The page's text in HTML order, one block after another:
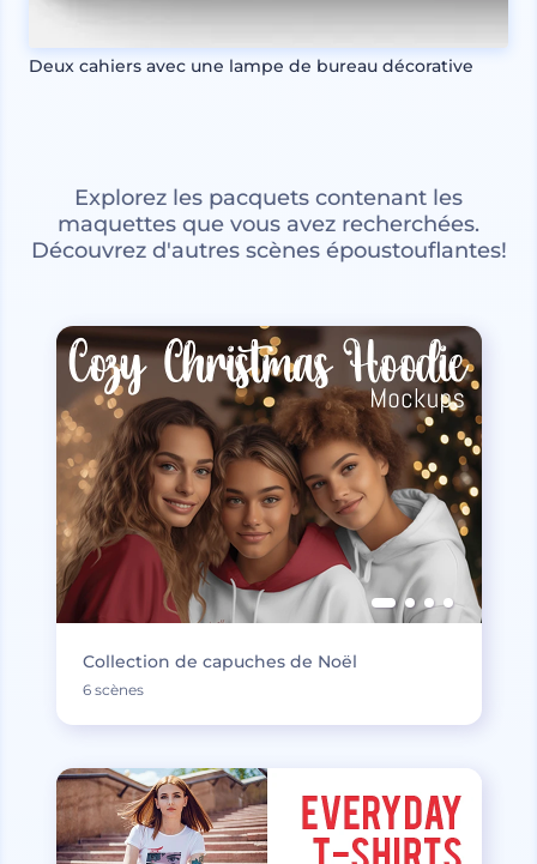
Deux cahiers avec une lampe de bureau décorative
Explorez les pacquets contenant les
maquettes que vous avez recherchées.
Découvrez d'autres scènes époustouflantes!
Collection de capuches de Noël
6 scènes